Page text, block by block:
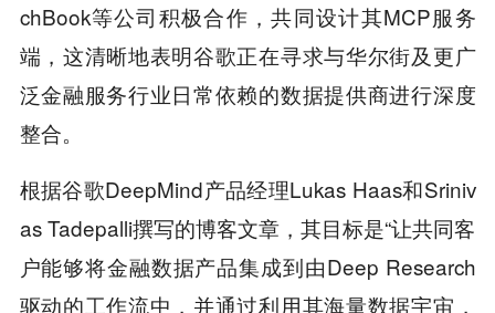
chBook等公司积极合作，共同设计其MCP服务
端，这清晰地表明谷歌正在寻求与华尔街及更广
泛金融服务行业日常依赖的数据提供商进行深度
整合。
根据谷歌DeepMind产品经理Lukas Haas和Sriniv
as Tadepalli撰写的博客文章，其目标是“让共同客
户能够将金融数据产品集成到由Deep Research
驱动的工作流中，并通过利用其海量数据宇宙，